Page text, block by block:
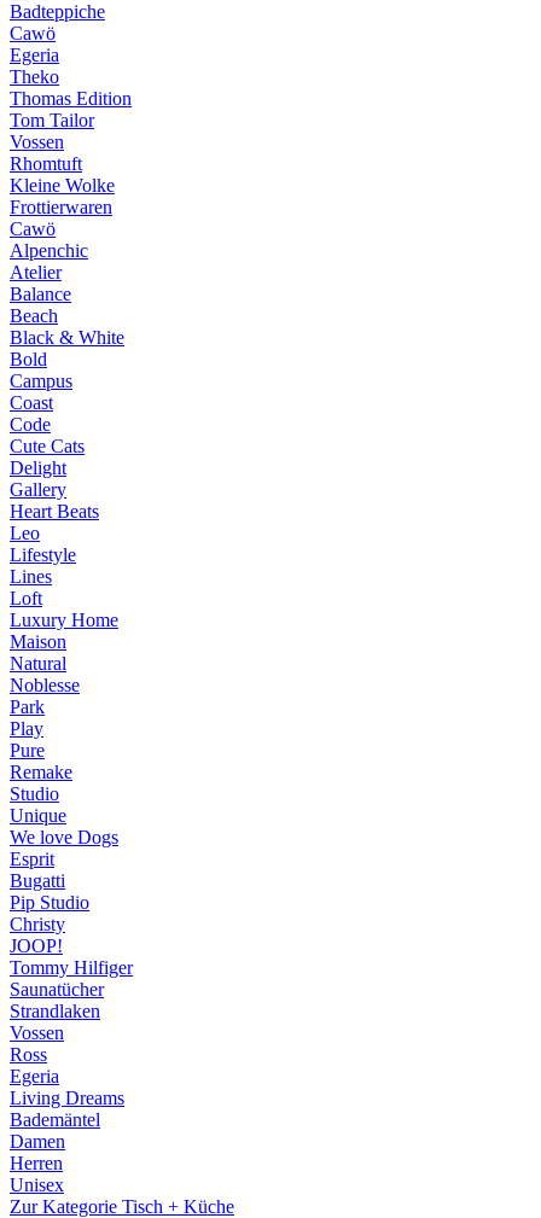
Badteppiche
Cawö
Egeria
Theko
Thomas Edition
Tom Tailor
Vossen
Rhomtuft
Kleine Wolke
Frottierwaren
Cawö
Alpenchic
Atelier
Balance
Beach
Black & White
Bold
Campus
Coast
Code
Cute Cats
Delight
Gallery
Heart Beats
Leo
Lifestyle
Lines
Loft
Luxury Home
Maison
Natural
Noblesse
Park
Play
Pure
Remake
Studio
Unique
We love Dogs
Esprit
Bugatti
Pip Studio
Christy
JOOP!
Tommy Hilfiger
Saunatücher
Strandlaken
Vossen
Ross
Egeria
Living Dreams
Bademäntel
Damen
Herren
Unisex
Zur Kategorie Tisch + Küche